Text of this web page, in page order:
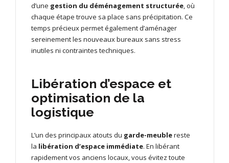
d’une gestion du déménagement structurée , où
chaque étape trouve sa place sans précipitation. Ce
temps précieux permet également d’aménager
sereinement les nouveaux bureaux sans stress
inutiles ni contraintes techniques.
Libération d’espace et
optimisation de la
logistique
L’un des principaux atouts du garde-meublereste
la libération d’espace immédiate. En libérant
rapidement vos anciens locaux, vous évitez toute